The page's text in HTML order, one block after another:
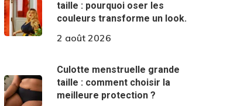
taille : pourquoi oser les
couleurs transforme un look.
2 août 2026
Culotte menstruelle grande
taille : comment choisir la
meilleure protection ?